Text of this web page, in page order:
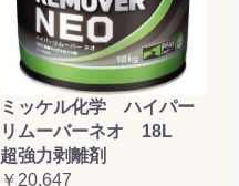
ミッケル化学 ハイパー
リムーバーネオ 18L
超強力剥離剤
￥20,647